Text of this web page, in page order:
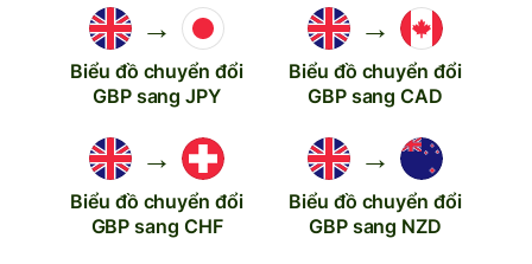
→
Biểu đồ chuyển đổi
GBP sang JPY
→
Biểu đồ chuyển đổi
GBP sang CAD
→
Biểu đồ chuyển đổi
GBP sang CHF
→
Biểu đồ chuyển đổi
GBP sang NZD